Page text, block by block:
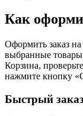
Как
Оформить заказ
выбранные товары
Корзина,
нажмите кнопку
Быстрый